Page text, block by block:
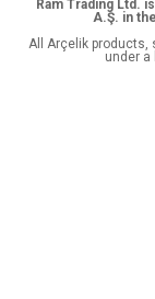
Ram Trading Ltd.
A.Ş. in
All Arçelik products,
under a